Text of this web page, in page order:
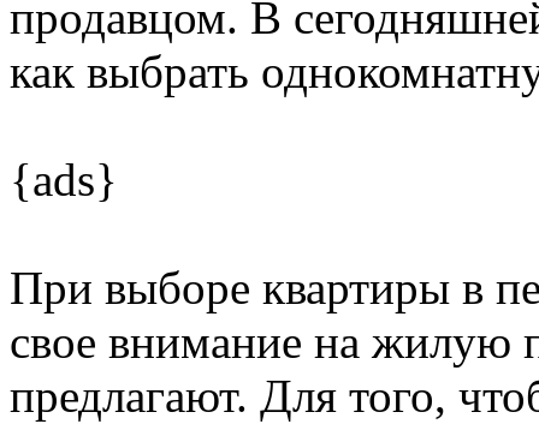
продавцом. В
как выбрать
{ads}
При выборе квартиры в
свое внимание на жилую
предлагают. Для того,